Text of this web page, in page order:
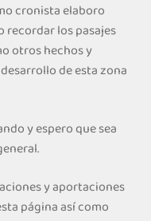
cronista elaboro
recordar los pasajes
otros hechos y
de esta zona
y espero que sea
y aportaciones
página así como